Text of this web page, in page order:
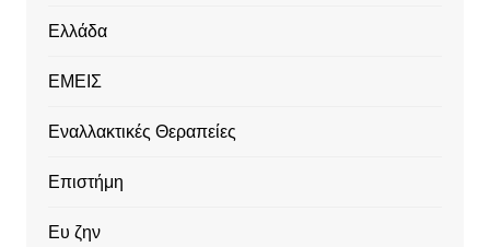
Ελλάδα
ΕΜΕΙΣ
Εναλλακτικές Θεραπείες
Επιστήμη
Ευ ζην